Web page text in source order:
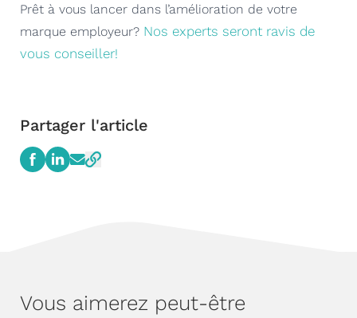
Partager l'article
Prêt à vous lancer dans l’amélioration de votre
marque employeur? Nos experts seront ravis de
vous conseiller!
Vous aimerez peut-être